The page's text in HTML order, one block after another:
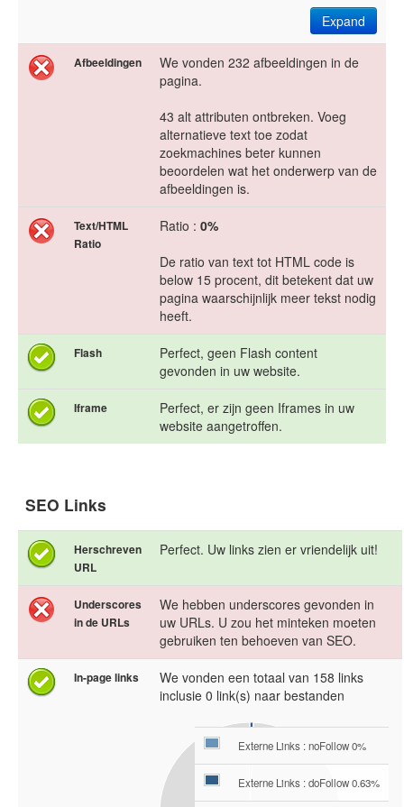
Expand
Afbeeldingen
We vonden 232 afbeeldingen in de
pagina.
43 alt attributen ontbreken. Voeg
alternatieve text toe zodat
zoekmachines beter kunnen
beoordelen wat het onderwerp van de
afbeeldingen is.
Text/HTML
Ratio
Ratio : 0%
De ratio van text tot HTML code is
below 15 procent, dit betekent dat uw
pagina waarschijnlijk meer tekst nodig
heeft.
Flash
Perfect, geen Flash content
gevonden in uw website.
Iframe
Perfect, er zijn geen Iframes in uw
website aangetroffen.
SEO Links
Herschreven
URL
Perfect. Uw links zien er vriendelijk uit!
Underscores
in de URLs
We hebben underscores gevonden in
uw URLs. U zou het minteken moeten
gebruiken ten behoeven van SEO.
In-page links
We vonden een totaal van 158 links
inclusie 0 link(s) naar bestanden
Externe Links : noFollow 0%
Externe Links : doFollow 0.63%